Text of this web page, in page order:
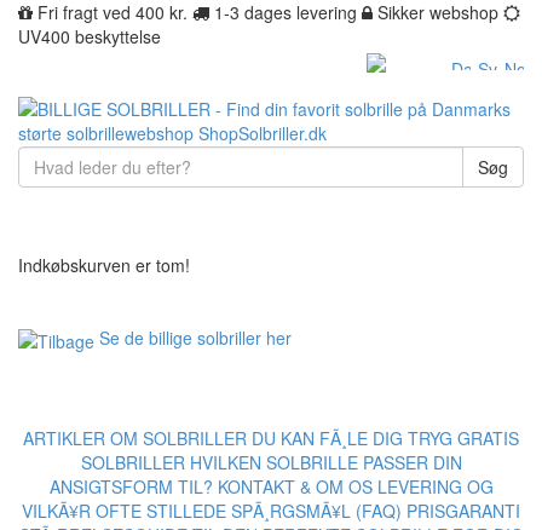
Fri fragt ved 400 kr. 1-3 dages levering
Sikker webshop
UV400 beskyttelse
Søg
Indkøbskurven er tom!
Se de billige solbriller her
ARTIKLER OM SOLBRILLER DU KAN FÃ¸LE DIG TRYG GRATIS
SOLBRILLER HVILKEN SOLBRILLE PASSER DIN
ANSIGTSFORM TIL? KONTAKT & OM OS LEVERING OG
VILKÃ¥R OFTE STILLEDE SPÃ¸RGSMÃ¥L (FAQ) PRISGARANTI